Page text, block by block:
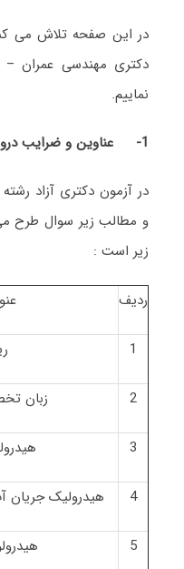
در این صفحه تلاش می
دکتری مهندسی عمران –
نماییم.
1- عناوین و ضرایب
در آزمون دکتری آزاد
و مطالب زیر سوال طرح
زیر است :
ردیف
1
2 زبان
3
4 هیدرولیک
5